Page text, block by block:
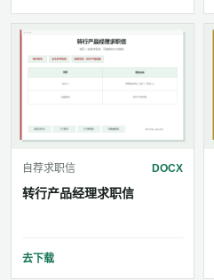
自荐求职信 DOCX
转行产品经理求职信
去下载